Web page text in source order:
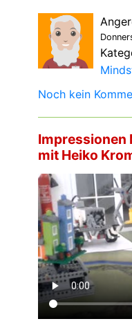
Noch kein
Impressionen
mit Heiko